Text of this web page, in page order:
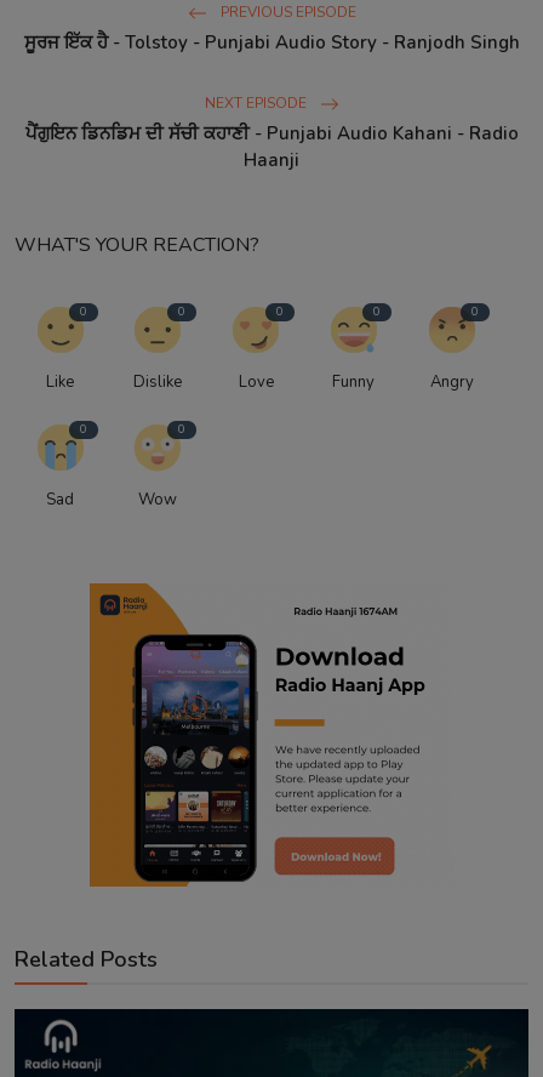
PREVIOUS EPISODE
ਸੂਰਜ ਇੱਕ ਹੈ - Tolstoy - Punjabi Audio Story - Ranjodh Singh
NEXT EPISODE
ਪੈਂਗੁਇਨ ਡਿਨਡਿਮ ਦੀ ਸੱਚੀ ਕਹਾਣੀ - Punjabi Audio Kahani - Radio
Haanji
WHAT'S YOUR REACTION?
0
Like
0
Dislike
0
Love
0
Funny
0
Angry
0
Sad
0
Wow
Related Posts